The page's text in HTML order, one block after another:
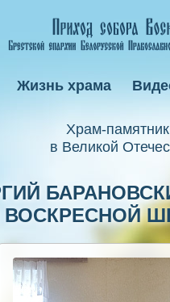
Xрам-
в Великой
Жизнь храма
ВОСКРЕСНОЙ